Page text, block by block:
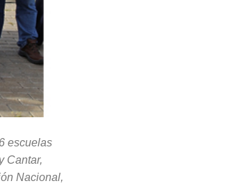
escuelas
Cantar,
Nacional,